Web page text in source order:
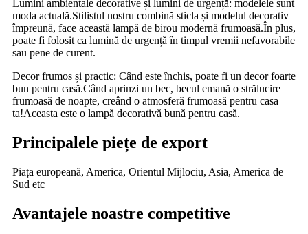
Lumini ambientale decorative și lumini de urgență: modelele sunt
moda actuală.Stilistul nostru combină sticla și modelul decorativ
împreună, face această lampă de birou modernă frumoasă.În plus,
poate fi folosit ca lumină de urgență în timpul vremii nefavorabile
sau pene de curent.
Decor frumos și practic: Când este închis, poate fi un decor foarte
bun pentru casă.Când aprinzi un bec, becul emană o strălucire
frumoasă de noapte, creând o atmosferă frumoasă pentru casa
ta!Aceasta este o lampă decorativă bună pentru casă.
Principalele piețe de export
Piața europeană, America, Orientul Mijlociu, Asia, America de
Sud etc
Avantajele noastre competitive